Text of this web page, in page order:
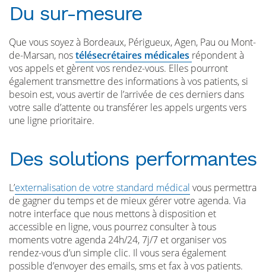
Du sur-mesure
Que vous soyez à Bordeaux, Périgueux, Agen, Pau ou Mont-
de-Marsan, nostélésecrétaires médicales répondent à
vos appels et gèrent vos rendez-vous. Elles pourront
également transmettre des informations à vos patients, si
besoin est, vous avertir de l’arrivée de ces derniers dans
votre salle d’attente ou transférer les appels urgents vers
une ligne prioritaire.
Des solutions performantes
L’externalisation de votre standard médical vous permettra
de gagner du temps et de mieux gérer votre agenda. Via
notre interface que nous mettons à disposition et
accessible en ligne, vous pourrez consulter à tous
moments votre agenda 24h/24, 7j/7 et organiser vos
rendez-vous d’un simple clic. Il vous sera également
possible d’envoyer des emails, sms et fax à vos patients.